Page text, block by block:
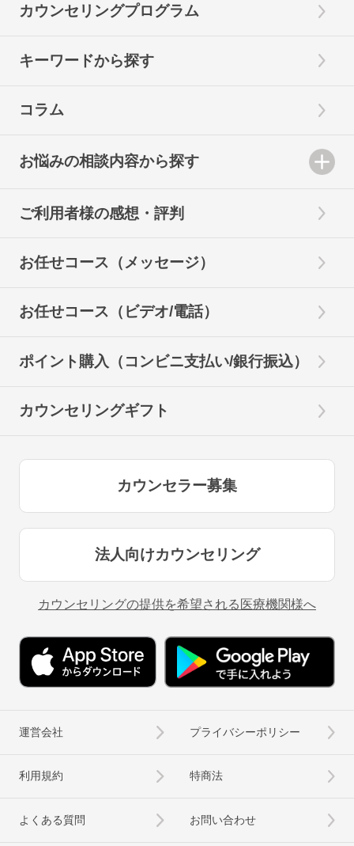
カウンセリングプログラム
キーワードから探す
コラム
お悩みの相談内容から探す
ご利用者様の感想・評判
お任せコース（メッセージ）
お任せコース（ビデオ/電話）
ポイント購入（コンビニ支払い/銀行振込）
カウンセリングギフト
カウンセラー募集
法人向けカウンセリング
カウンセリングの提供を希望される医療機関様へ
運営会社 プライバシーポリシー
利用規約 特商法
よくある質問 お問い合わせ